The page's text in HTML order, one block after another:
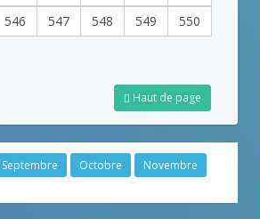
546 547 548 549 550
Haut de page
Septembre Octobre
Novembre